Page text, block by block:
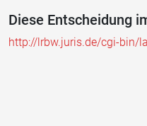
Diese Entscheidung
http://lrbw.juris.de/cgi-bin/